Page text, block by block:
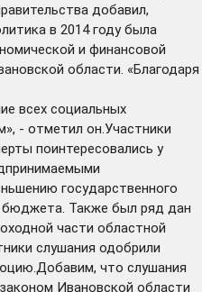
добавил,
в 2014 году была
и финансовой
области. «Благодаря
всех социальных
- отметил он.Участники
поинтересовались у
государственного
Также был ряд дан
части областной
слушания одобрили
что слушания
Ивановской области